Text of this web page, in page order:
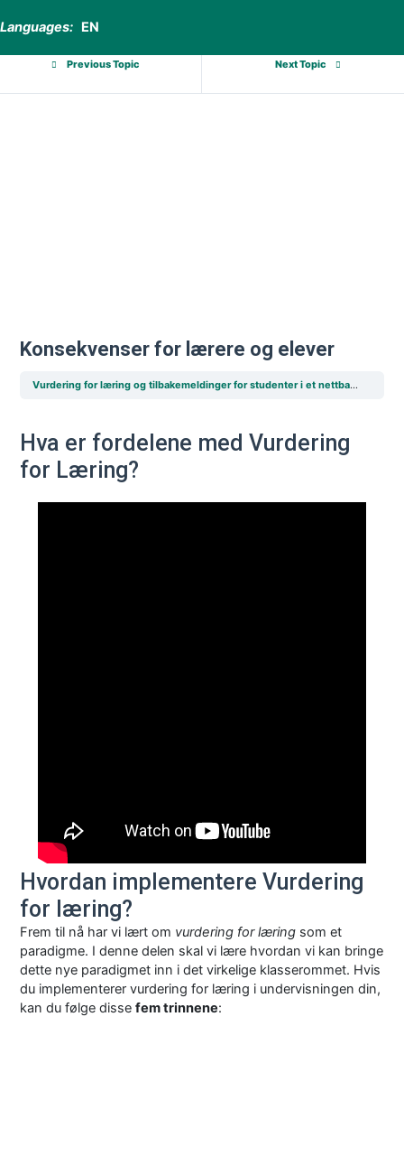
Languages: EN
Previous Topic Next Topic
Konsekvenser for lærere og elever
Vurdering for læring og tilbakemeldinger for studenter i et nettbasert miljø
Hva er fordelene med Vurdering
for Læring?
Hvordan implementere Vurdering
for læring?
Frem til nå har vi lært om vurdering for læringsom et
paradigme. I denne delen skal vi lære hvordan vi kan bringe
dette nye paradigmet inn i det virkelige klasserommet. Hvis
du implementerer vurdering for læring i undervisningen din,
kan du følge disse fem trinnene: